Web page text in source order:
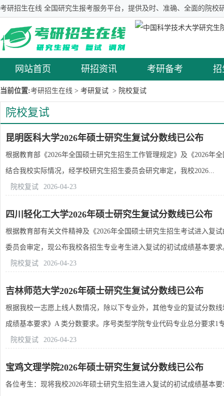
考研招生在线 全国研究生报考服务平台，提供及时、准确、全面的院校
网站首页 研招资讯 考研备考 招
当前位置:考研招生在线 > 考研复试 > 院校复试
院校复试
昆明医科大学2026年硕士研究生复试分数线已公布
根据教育部《2026年全国硕士研究生招生工作管理规定》及《2026年
结合我校实际情况，经学校研究生招生委员会研究审定，我校2026...
院校复试 2026-04-23
四川轻化工大学2026年硕士研究生复试分数线已公布
根据教育部有关文件精神及《2026年全国硕士研究生招生考试进入复
委员会审定，现公布我校各招生专业考生进入复试的初试成绩基本要
院校复试 2026-04-23
吉林师范大学2026年硕士研究生复试分数线已公布
根据我校一志愿上线人数情况，除以下专业外，其他专业的复试分数
成绩基本要求》A 类分数要求。序号类型学院专业代码专业总分要求1
院校复试 2026-04-23
宝鸡文理学院2026年硕士研究生复试分数线已公布
各位考生：现将我校2026年硕士研究生招生进入复试的初试成绩基本